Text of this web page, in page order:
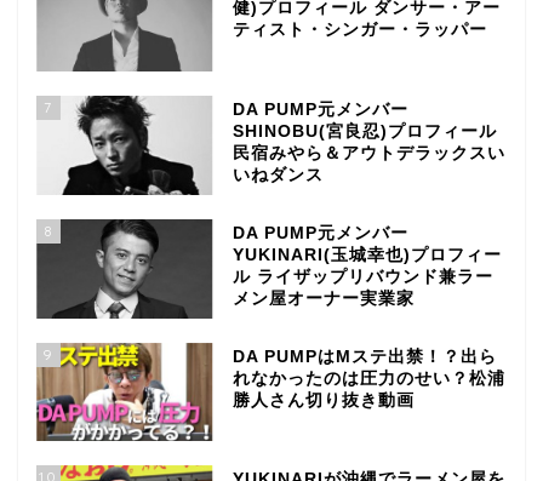
健)プロフィール ダンサー・アー
ティスト・シンガー・ラッパー
7
DA PUMP元メンバー
SHINOBU(宮良忍)プロフィール
民宿みやら＆アウトデラックスい
いねダンス
8
DA PUMP元メンバー
YUKINARI(玉城幸也)プロフィー
ル ライザップリバウンド兼ラー
メン屋オーナー実業家
9
DA PUMPはMステ出禁！？出ら
れなかったのは圧力のせい？松浦
勝人さん切り抜き動画
10